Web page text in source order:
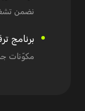
نضمن
برنامج
مكوّنات